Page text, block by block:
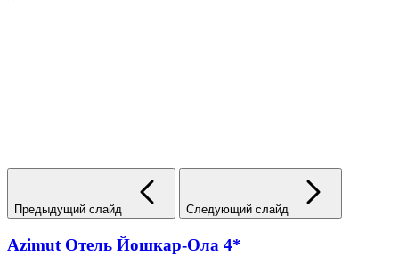
Предыдущий слайд Следующий слайд
Azimut Отель Йошкар-Ола 4*